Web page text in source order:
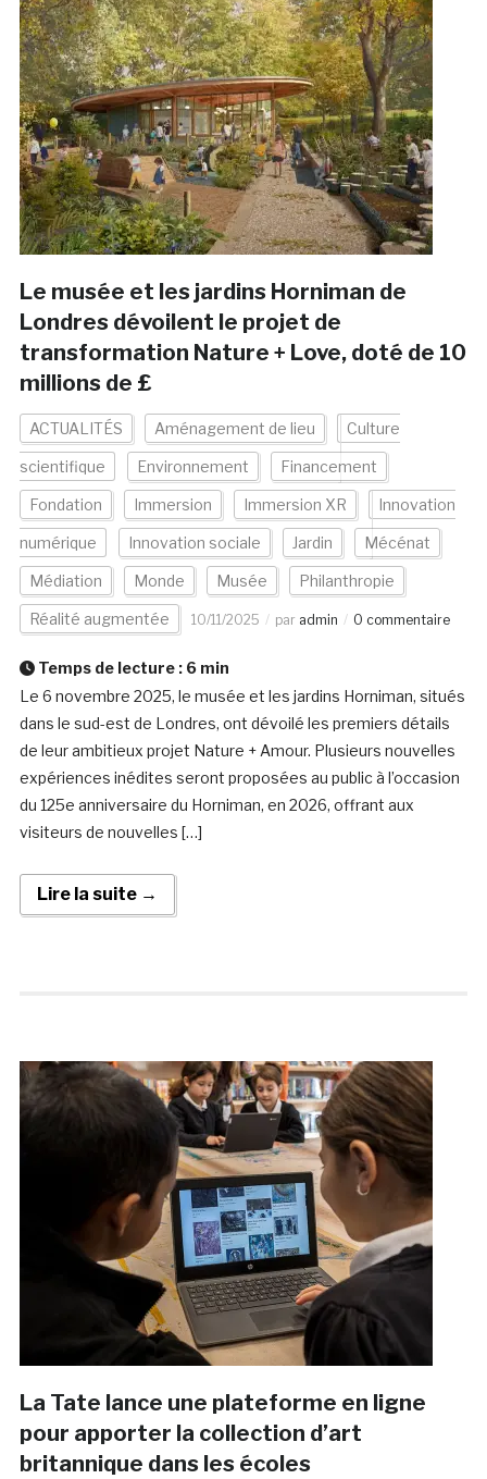
Le musée et les jardins Horniman de
Londres dévoilent le projet de
transformation Nature + Love, doté de 10
millions de £
ACTUALITÉS Aménagement de lieu Culture
scientifique Environnement Financement
Fondation Immersion Immersion XR Innovation
numérique Innovation sociale Jardin Mécénat
Médiation Monde Musée Philanthropie
Réalité augmentée 10/11/2025 par admin 0 commentaire
Temps de lecture : 6 min
Le 6 novembre 2025, le musée et les jardins Horniman, situés
dans le sud-est de Londres, ont dévoilé les premiers détails
de leur ambitieux projet Nature + Amour. Plusieurs nouvelles
expériences inédites seront proposées au public à l’occasion
du 125e anniversaire du Horniman, en 2026, offrant aux
visiteurs de nouvelles […]
Lire la suite →
La Tate lance une plateforme en ligne
pour apporter la collection d’art
britannique dans les écoles